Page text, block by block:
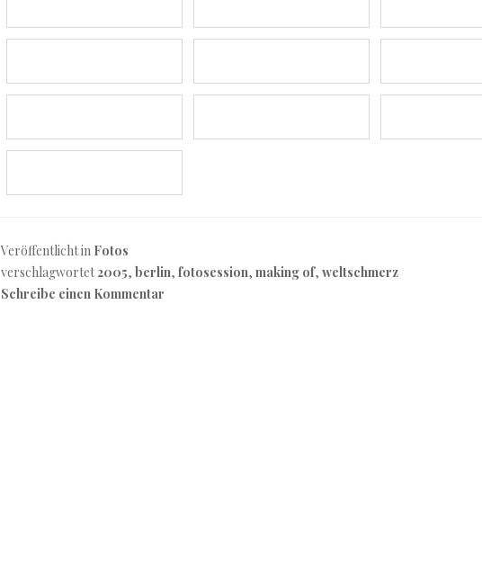
Veröffentlicht in Fotos
verschlagwortet2005, berlin, fotosession, making of, weltschmerz
Schreibe einen Kommentar